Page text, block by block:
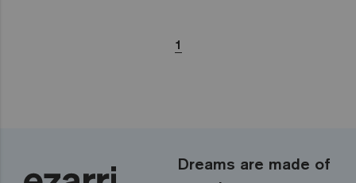
1
Dreams are made of